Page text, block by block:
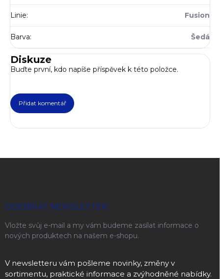
Linie: Fusion
Barva: Šedá
Diskuze
Buďte první, kdo napíše příspěvek k této položce.
Přidat komentář
ODEBÍRAT NEWSLETTER
Vložte svůj e-mail a my vám budeme zasílat informace o
nových produktech na našem e-shopu.
V newsletteru vám pošleme novinky, změny v
sortimentu, praktické informace a zvýhodněné nabídky.